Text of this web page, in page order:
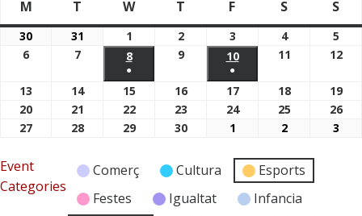
M
Dilluns
T Dimarts
WDimecres
T F Divendres
S Dissabte
S
30 30/03/2026
31 31/03/2026
1 01/04/2026
2 02/04/2026
3 03/04/2026
404/04/2026
5
6 06/04/2026
7 07/04/2026
808/04/2026
●
(1
event)
9 09/04/2026
1010/04/2026
●
(1
event)
11 11/04/2026
12
13 13/04/2026
1414/04/2026
15 15/04/2026
16 16/04/2026
17 17/04/2026
18 18/04/2026
19
20 20/04/2026
21 21/04/2026
22 22/04/2026
23 23/04/2026
2424/04/2026
25 25/04/2026
26
27 27/04/2026
28 28/04/2026
29 29/04/2026
30 30/04/2026
1 01/05/2026
2 02/05/2026
3
Event
Categories
Comerç Cultura
Esports
Festes
Igualtat
Infancia